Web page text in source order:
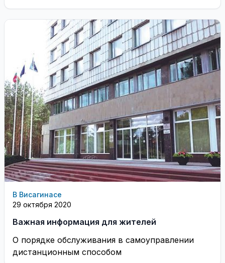
В Висагинасе
29 октября 2020
Важная информация для жителей
О порядке обслуживания в самоуправлении
дистанционным способом